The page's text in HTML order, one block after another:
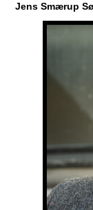
Jens Smærup